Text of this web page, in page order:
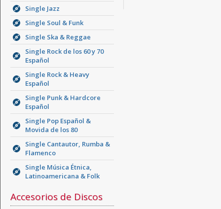
Single Jazz
Single Soul & Funk
Single Ska & Reggae
Single Rock de los 60 y 70
Español
Single Rock & Heavy
Español
Single Punk & Hardcore
Español
Single Pop Español &
Movida de los 80
Single Cantautor, Rumba &
Flamenco
Single Música Étnica,
Latinoamericana & Folk
Accesorios de Discos